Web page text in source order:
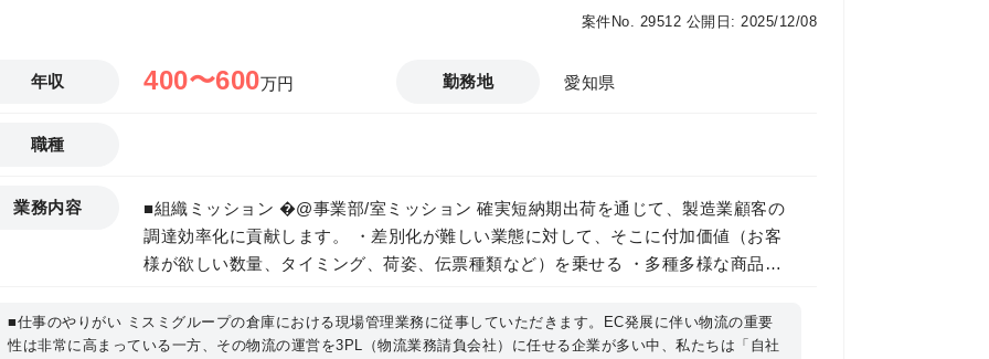
案件No. 29512 公開日: 2025/12/08
年収 400〜600万円 勤務地 愛知県
職種
業務内容
■組織ミッション �@事業部/室ミッション 確実短納期出荷を通じて、製造業顧客の
調達効率化に貢献します。 ・差別化が難しい業態に対して、そこに付加価値（お客
様が欲しい数量、タイミング、荷姿、伝票種類など）を乗せる ・多種多様な商品
求し続ける �Aチームミッション ミスミのコアコンピタンスでもある確実短納期を
支えるのが物流サービスグループ職務であり、人と設備（自働倉庫）の安定稼動は
■仕事のやりがい ミスミグループの倉庫における現場管理業務に従事していただきます。EC発展に伴い物流の重要
性は非常に高まっている一方、その物流の運営を3PL（物流業務請負会社）に任せる企業が多い中、私たちは「自社